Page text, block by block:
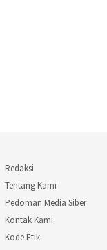
Redaksi
Tentang Kami
Pedoman Media Siber
Kontak Kami
Kode Etik